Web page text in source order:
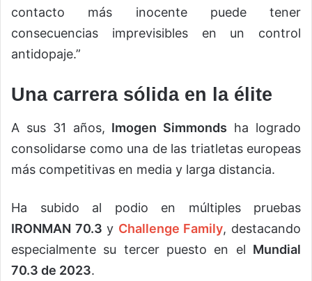
contacto más inocente puede tener
consecuencias imprevisibles en un control
antidopaje.”
Una carrera sólida en la élite
A sus 31 años, Imogen Simmonds ha logrado
consolidarse como una de las triatletas europeas
más competitivas en media y larga distancia.
Ha subido al podio en múltiples pruebas
IRONMAN 70.3 y Challenge Family, destacando
especialmente su tercer puesto en el Mundial
70.3 de 2023.